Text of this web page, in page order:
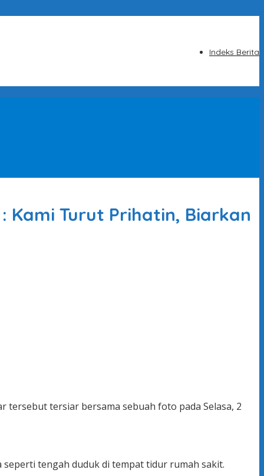
Indeks Berita
Kami Turut Prihatin, Biarkan
tersebut tersiar bersama sebuah foto pada Selasa, 2
tengah duduk di tempat tidur rumah sakit.